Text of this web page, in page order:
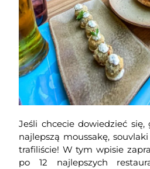
Jeśli chcecie dowiedzieć
najlepszą moussakę,
trafiliście! W tym wpisie
po 12 najlepszych